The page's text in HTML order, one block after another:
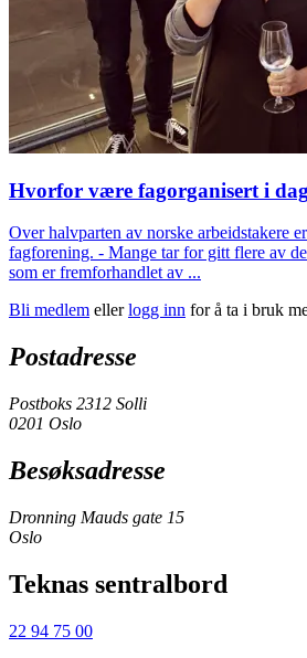
Hvorfor være fagorganisert i
Over halvparten av norske arbeidstakere
fagforening. - Mange tar for gitt flere av
som er fremforhandlet av ...
Bli medlem ellerlogg inn for å ta i bruk
Postadresse
Postboks 2312 Solli
0201 Oslo
Besøksadresse
Dronning Mauds gate 15
Oslo
Teknas sentralbord
22 94 75 00